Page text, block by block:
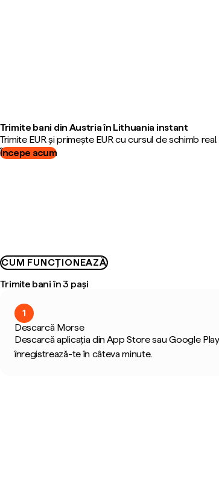
Trimite bani din Austria în Lithuania instant
Trimite EUR și primește EUR cu cursul de schimb
Începe acum
CUM FUNCȚIONEAZĂ
Trimite bani în 3 pași
1
Descarcă Morse
Descarcă aplicația din App Store sau Google
înregistrează-te în câteva minute.